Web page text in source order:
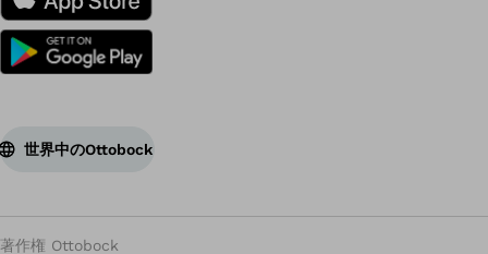
世界中のOttobock
著作権 Ottobock